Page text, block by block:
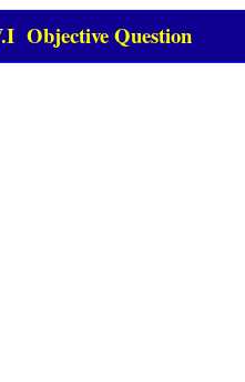
Objective Question